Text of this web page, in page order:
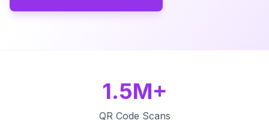
1.5M+
QR Code Scans